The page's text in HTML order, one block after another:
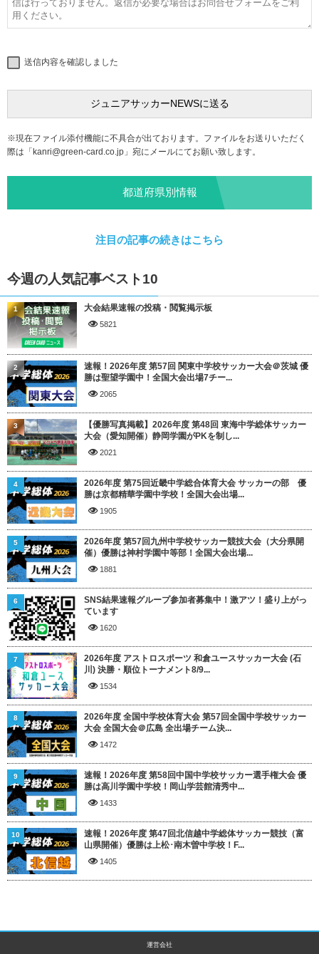
送信内容を確認しました
※現在ファイル添付機能に不具合が出ております。ファイルをお送りいただく
際は「 kanri@green-card.co.jp 」宛にメールにてお願い致します。
都道府県別情報
注目の記事の続きはこちら
今週の人気記事ベスト10
大会結果速報の投稿・閲覧掲示板
5821
1
速報！2026年度 第57回 関東中学校サッカー大会＠茨城 優
勝は聖望学園中！全国大会出場7チー...
2065
2
【優勝写真掲載】2026年度 第48回 東海中学総体サッカー
大会（愛知開催）静岡学園がPKを制し...
2021
3
2026年度 第75回近畿中学総合体育大会 サッカーの部 優
勝は京都精華学園中学校！全国大会出場...
1905
4
2026年度 第57回九州中学校サッカー競技大会（大分県開
催）優勝は神村学園中等部！全国大会出場...
1881
5
SNS結果速報グループ参加者募集中！激アツ！盛り上がっ
ています
1620
6
2026年度 アストロスポーツ 和倉ユースサッカー大会 (石
川) 決勝・順位トーナメント8/9...
1534
7
2026年度 全国中学校体育大会 第57回全国中学校サッカー
大会 全国大会＠広島 全出場チーム決...
1472
8
速報！2026年度 第58回中国中学校サッカー選手権大会 優
勝は高川学園中学校！岡山学芸館清秀中...
1433
9
速報！2026年度 第47回北信越中学総体サッカー競技（富
山県開催）優勝は上松･南木曽中学校！F...
1405
10
運営会社